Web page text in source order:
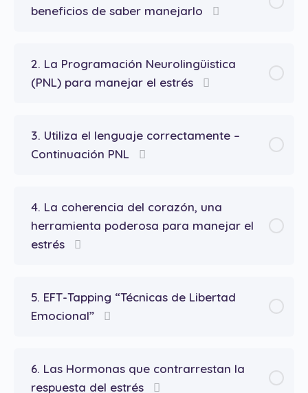
beneficios de saber manejarlo
2. La Programación Neurolingüistica
(PNL) para manejar el estrés
3. Utiliza el lenguaje correctamente –
Continuación PNL
4. La coherencia del corazón, una
herramienta poderosa para manejar el
estrés
5. EFT-Tapping “Técnicas de Libertad
Emocional”
6. Las Hormonas que contrarrestan la
respuesta del estrés